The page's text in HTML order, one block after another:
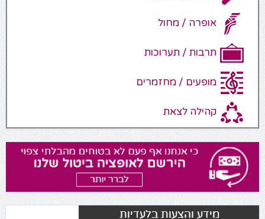
אופרה / מחול
תרבות / תערוכות
מופעים / מחזמרים
קהילה לצאת